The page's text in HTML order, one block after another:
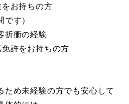
お持ちの方
です）
折衝の経験
許をお持ちの方
ため未経験の方でも安心して